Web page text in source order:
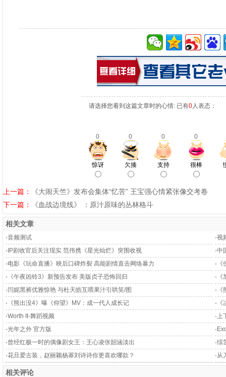
请选择您看到这篇文章时的心情: 已有0人表态：
0 0 0 0
惊讶 欠揍 支持 很棒
上一篇：
《大闹天竺》发布会集体“忆苦” 王宝强心情紧张像交考卷
下一篇：
《血战边境线》 ：原汁原味的丛林格斗
相关文章
·音频测试 ·视
· IP剧收官后关注现实 范伟携《星光灿烂》突围收视 ·中
·电影《玩命直播》映后口碑炸裂 高能剧情直击网络暴力 ·
· 《午夜凶铃3》新预告发布 美版贞子恐怖回归 ·
·闫妮黑裤优雅惊艳 与杜天皓互喂果汁引哄笑/图 ·
· 《熊出没4》曝《仰望》MV：成一代人成长记 ·
·Worth It-舞蹈视频 ·上
·光年之外 官方版 ·
·曾经红极一时的偶像剧女王：王心凌张韶涵淡出 ·综
·花旦爱古装，赵丽颖杨幂刘诗诗你更喜欢哪款？ ·从
相关评论